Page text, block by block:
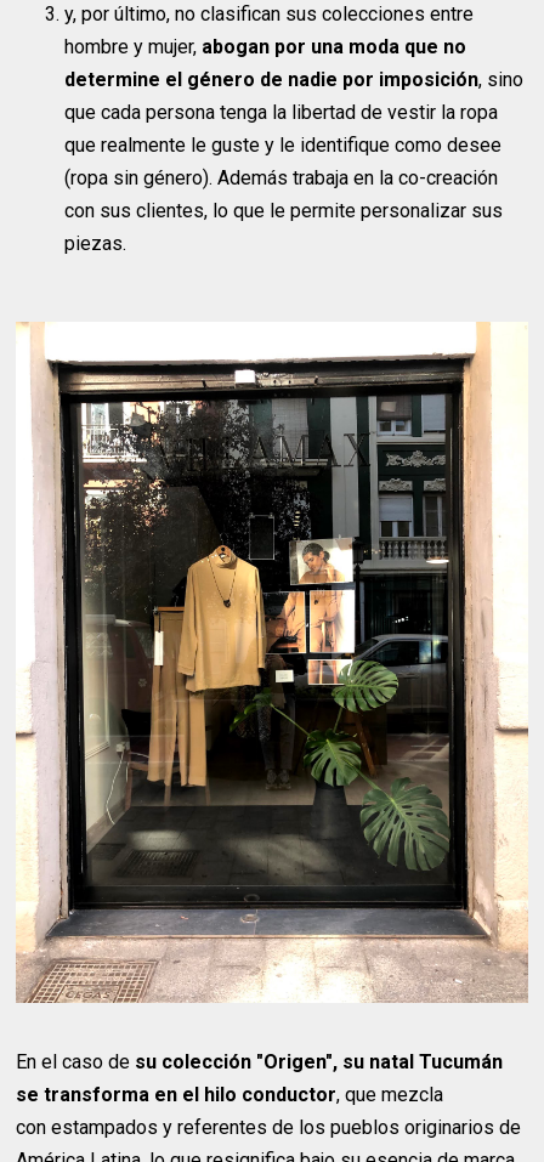
y, por último, no clasifican sus colecciones entre
hombre y mujer, abogan por una moda que no
determine el género de nadie por imposición, sino
que cada persona tenga la libertad de vestir la ropa
que realmente le guste y le identifique como desee
(ropa sin género). Además trabaja en la co-creación
con sus clientes, lo que le permite personalizar sus
piezas.
En el caso de su colección "Origen", su natal Tucumán
se transforma en el hilo conductor, que mezcla
con estampados y referentes de los pueblos originarios de